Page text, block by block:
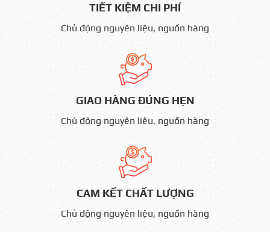
TIẾT KIỆM CHI PHÍ
Chủ động nguyên liệu, nguồn hàng
GIAO HÀNG ĐÚNG HẸN
Chủ động nguyên liệu, nguồn hàng
CAM KẾT CHẤT LƯỢNG
Chủ động nguyên liệu, nguồn hàng